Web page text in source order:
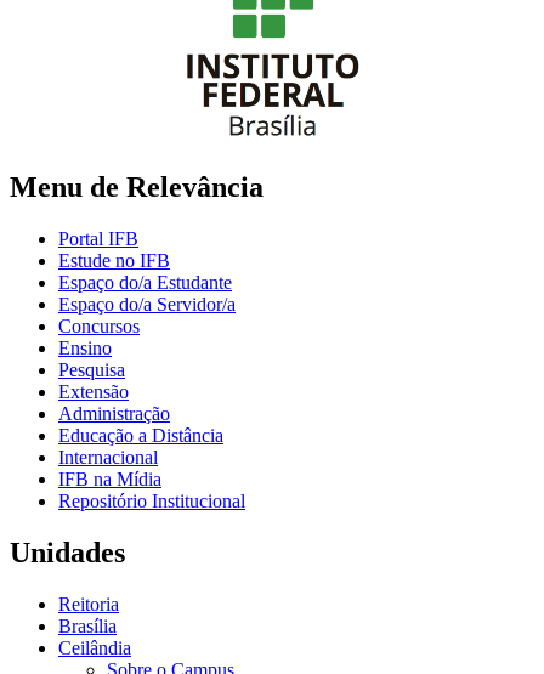
Menu de Relevância
Portal IFB
Estude no IFB
Espaço do/a Estudante
Espaço do/a Servidor/a
Concursos
Ensino
Pesquisa
Extensão
Administração
Educação a Distância
Internacional
IFB na Mídia
Repositório Institucional
Unidades
Reitoria
Brasília
Ceilândia
Sobre o Campus